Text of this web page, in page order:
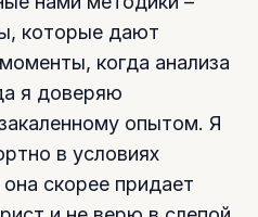
которые дают
когда анализа
я доверяю
опытом. Я
в условиях
скорее придает